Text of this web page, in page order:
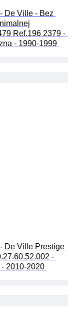
De Ville - Bez
- 1990-1999
De Ville Prestige
-
- 2010-2020